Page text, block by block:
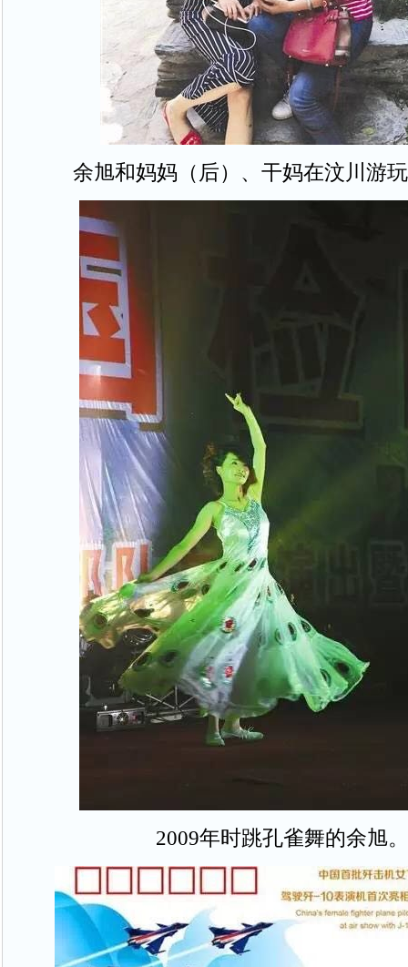
余旭和妈妈（后）、干妈在汶川游
2009年时跳孔雀舞的余旭。